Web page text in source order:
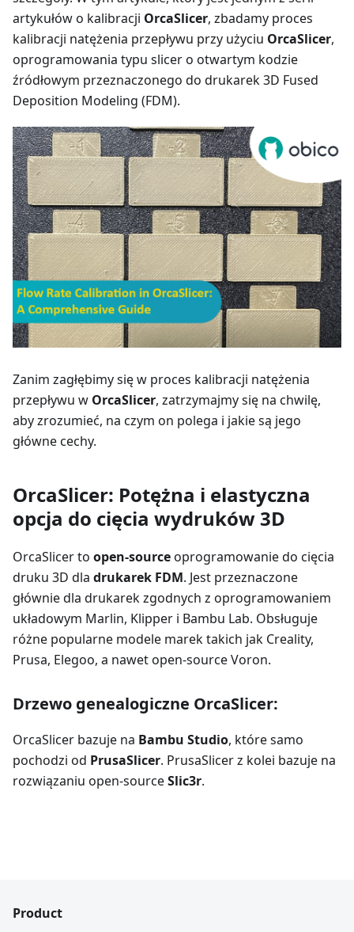
artykułów o kalibracji OrcaSlicer, zbadamy proces
kalibracji natężenia przepływu przy użyciu OrcaSlicer,
oprogramowania typu slicer o otwartym kodzie
źródłowym przeznaczonego do drukarek 3D Fused
Deposition Modeling (FDM).
Zanim zagłębimy się w proces kalibracji natężenia
przepływu w OrcaSlicer, zatrzymajmy się na chwilę,
aby zrozumieć, na czym on polega i jakie są jego
główne cechy.
OrcaSlicer: Potężna i elastyczna
opcja do cięcia wydruków 3D
OrcaSlicer to open-sourceoprogramowanie do cięcia
druku 3D dla drukarek FDM. Jest przeznaczone
głównie dla drukarek zgodnych z oprogramowaniem
układowym Marlin, Klipper i Bambu Lab. Obsługuje
różne popularne modele marek takich jak Creality,
Prusa, Elegoo, a nawet open-source Voron.
Drzewo genealogiczne OrcaSlicer:
OrcaSlicer bazuje na Bambu Studio, które samo
pochodzi od PrusaSlicer. PrusaSlicer z kolei bazuje na
rozwiązaniu open-sourceSlic3r.
Product